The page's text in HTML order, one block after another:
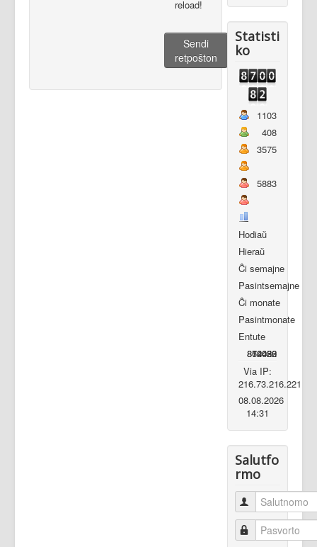
Sendi
retpoŝton
Statisti
ko
Hodiaŭ
Hieraŭ
Ĉi semajne
Pasintsemajne
Ĉi monate
Pasintmonate
Entute
1103
408
3575
862020
5883
14456
870082
Via IP:
216.73.216.221
08.08.2026
14:31
Salutfo
rmo
Salutnomo
Pasvorto